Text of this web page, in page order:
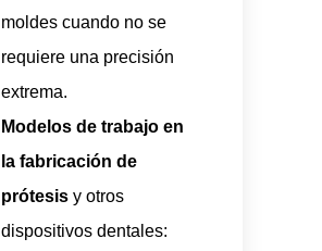
moldes cuando no se
requiere una precisión
extrema.
Modelos de trabajo en
la fabricación de
prótesis y otros
dispositivos dentales: